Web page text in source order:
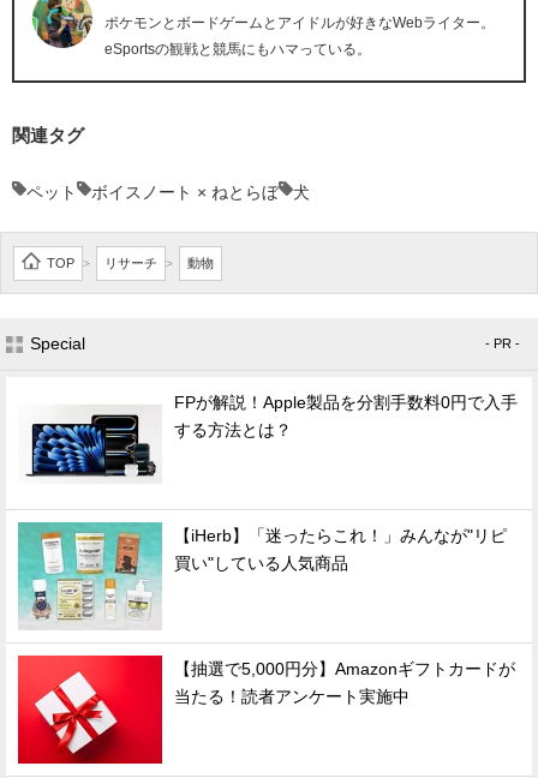
ポケモンとボードゲームとアイドルが好きなWebライター。
eSportsの観戦と競馬にもハマっている。
関連タグ
ペット ボイスノート × ねとらぼ 犬
TOP > リサーチ > 動物
Special - PR -
FPが解説！Apple製品を分割手数料0円で入手
する方法とは？
【iHerb】「迷ったらこれ！」みんなが"リピ
買い"している人気商品
【抽選で5,000円分】Amazonギフトカードが
当たる！読者アンケート実施中